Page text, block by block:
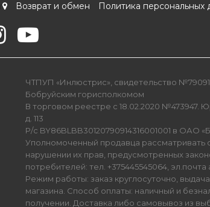
Возврат и обмен Политика персональных
ЧТПУП «Инлюстрис», свидетельство
Бобруйским горисполкомом
В торговом реестре с 18.02.2020 №473947.
д. 113
Р/с BY86BLBB30120790914316001001 в ОАО
Уполномоченный продавца рассматривать
нарушении их прав, предусмотренных
потребителей: тел. +375445545064,
Режим работы: заказ круглосуточно,
магазина. Способ оплаты: наличный и
получении. Доставка либо самовывоз из